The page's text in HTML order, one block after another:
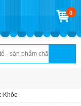
0
Khỏe